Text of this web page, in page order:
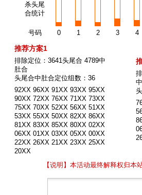
杀头尾
合统计
号码 0 1 2 3 4
推荐方案1
排除定位：3641头尾合 4789中
肚合
头尾合中肚合定位组数：36
92XX 96XX 91XX 93XX 95XX
90XX 72XX 76XX 71XX 73XX
75XX 70XX 52XX 56XX 51XX
53XX 55XX 50XX 82XX 86XX
81XX 83XX 85XX 80XX 02XX
06XX 01XX 03XX 05XX 00XX
22XX 26XX 21XX 23XX 25XX
20XX
【说明】本活动最终解释权归